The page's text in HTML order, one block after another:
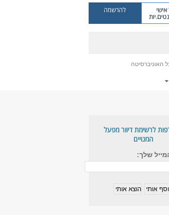
אישי להרשמה
האוניברסיטה
לרשימת דיוור מפעל
המנויים
שלך: